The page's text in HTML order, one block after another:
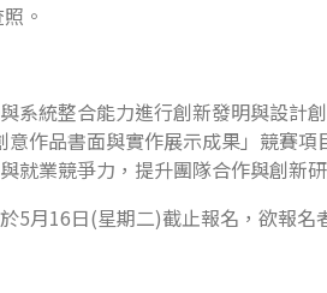
。
統整合能力進行創新發明與設計創
作品書面與實作展示成果」競賽項
就業競爭力，提升團隊合作與創新
5月16日(星期二)截止報名，欲報名